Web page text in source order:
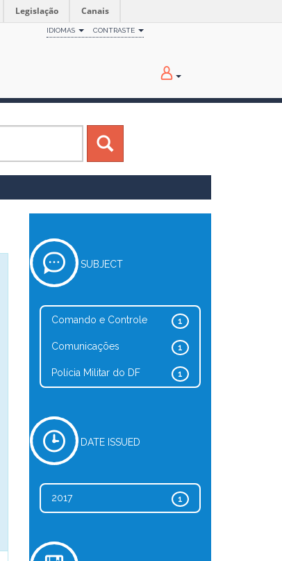
Legislação Canais
IDIOMAS CONTRASTE
SUBJECT
1
Comando e Controle
1
Comunicações
1
Polícia Militar do DF
DATE ISSUED
1
2017